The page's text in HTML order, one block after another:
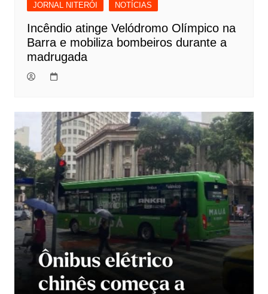
JORNAL NITERÓI NOTÍCIAS
Incêndio atinge Velódromo Olímpico na
Barra e mobiliza bombeiros durante a
madrugada